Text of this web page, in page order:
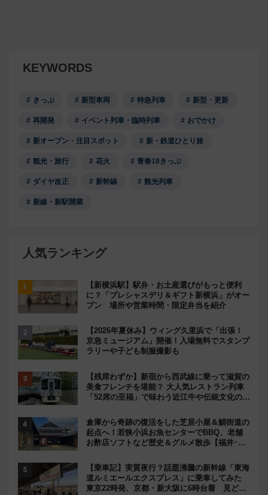
KEYWORDS
きっぷ 新型車両 特急列車 新型・更新
再開発 イベント列車・臨時列車 おでかけ
新オープン・注目スポット 新・鉄道ひとり旅
観光・旅行 花火 青春18きっぷ
ダイヤ改正 新幹線 観光列車
新線・新駅開業
人気ランキング
【新横浜駅】駅弁・お土産選びがもっと便利
に？「プレシャスデリ＆ギフト新横浜」がオー
プン 場所や営業時間・限定弁当を紹介
【2026年夏休み】ウィング久里浜で「出張！
京急ミュージアム」開催！入場無料でスタンプ
ラリーや子ども制服撮影も
【残席わずか】新宿から西武線に乗って滋賀の
美食フレンチを堪能？ 大人気レストラン列車
「52席の至福」で味わう近江牛や伝統文化の特
倉庫から奇跡の復活をした芝居小屋＆鯖街道の
起点へ！若狭小浜お魚センターでBBQ、老舗
お酢店ソフトなど歴史＆グルメ散歩【福井･小
【乗車記】実質夜行？話題沸騰の新幹線「東海
道ルミエールエクスプレス」に乗車してみた
東京22時発、京都・新大阪に6時台着 見どこ